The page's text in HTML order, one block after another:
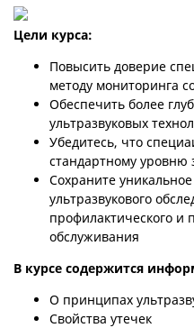
Цели курса:
Повысить доверие
методу мониторинга
Обеспечить более
ультразвуковых
Убедитесь, что
стандартному уровню
Сохраните
ультразвукового
профилактического и
обслуживания
В курсе содержится
О принципах
Свойства утечек